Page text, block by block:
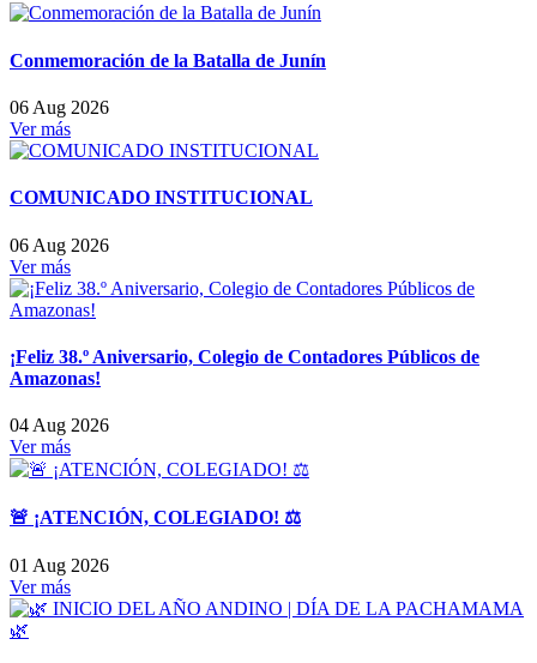
Conmemoración de la Batalla de Junín
06 Aug 2026
Ver más
COMUNICADO INSTITUCIONAL
06 Aug 2026
Ver más
¡Feliz 38.º Aniversario, Colegio de Contadores Públicos de
Amazonas!
04 Aug 2026
Ver más
🚨 ¡ATENCIÓN, COLEGIADO! ⚖️
01 Aug 2026
Ver más